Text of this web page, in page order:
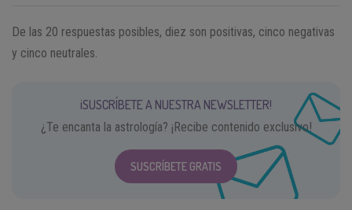
De las 20 respuestas posibles, diez son positivas, cinco negativas
y cinco neutrales.
¡SUSCRÍBETE A NUESTRA NEWSLETTER!
¿Te encanta la astrología? ¡Recibe contenido exclusivo!
SUSCRÍBETE GRATIS